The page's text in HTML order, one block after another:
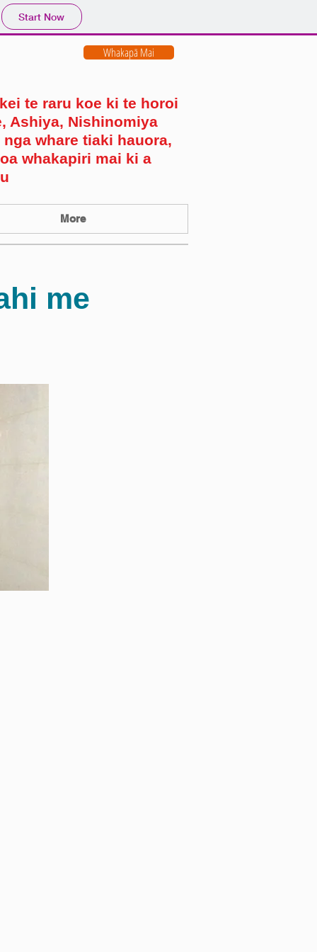
Start Now
Whakapā Mai
te raru koe ki te horoi
Ashiya, Nishinomiya
nga whare tiaki hauora,
whakapiri mai ki a
More
me